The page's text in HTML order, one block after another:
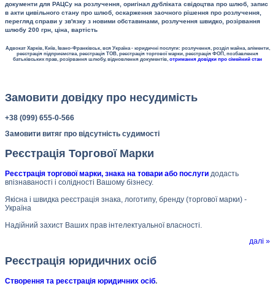
документи для РАЦСу на розлучення, оригінал дубліката свідоцтва про шлюб, запис
в акти цивільного стану про шлюб, оскарження заочного рішення про розлучення,
перегляд справи у зв'язку з новими обставинами, розлучення швидко, розірвання
шлюбу 200 грн, ціна, вартість
Адвокат Харків, Київ, Івано-Франківськ, вся Україна - юридичні послуги: розлучення, розділ майна, аліменти,
реєстрація підприємства, реєстрація ТОВ, реєстрація торгової марки, реєстрація ФОП, позбавлення
батьківських прав, розірвання шлюбу, відновлення документів, отримання довідки про сімейний стан
Замовити довідку про несудимість
+38 (099) 655-0-566
Замовити витяг про відсутність судимості
Реєстрація Торгової Марки
Реєстрація торгової марки, знака на товари або послуги додасть
впізнаваності і солідності Вашому бізнесу.
Якісна і швидка реєстрація знака, логотипу, бренду (торгової марки) -
Україна
Надійний захист Ваших прав інтелектуальної власності.
далі »
Реєстрація юридичних осіб
Створення та реєстрація юридичних осіб.